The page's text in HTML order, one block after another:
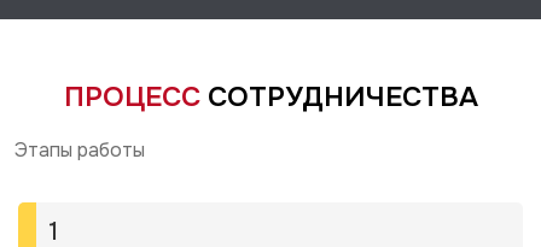
ПРОЦЕСССОТРУДНИЧЕСТВА
Этапы работы
1